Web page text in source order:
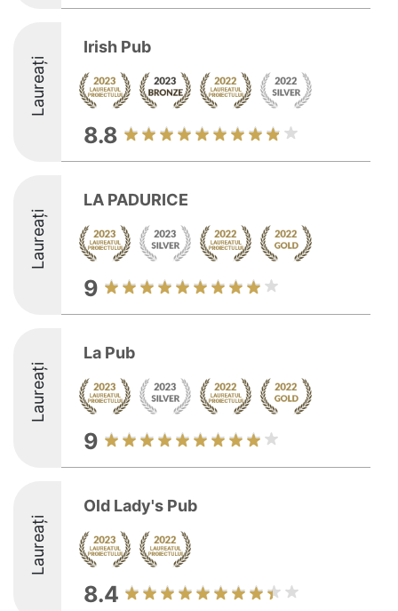
Laureați
Irish Pub
8.8
Laureați
LA PADURICE
9
Laureați
La Pub
9
Laureați
Old Lady's Pub
8.4